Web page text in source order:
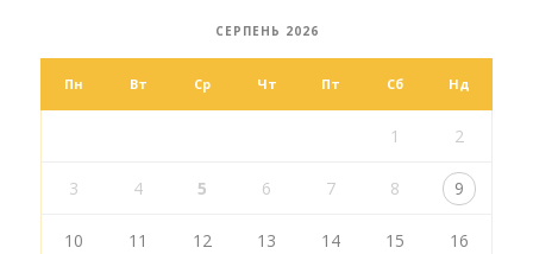
СЕРПЕНЬ 2026
Пн Вт Ср Чт Пт Сб Нд
1 2
3 4 5 6 7 8 9
10 11 12 13 14 15 16